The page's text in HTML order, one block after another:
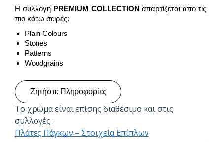
Η συλλογή PREMIUM COLLECTION απαρτίζεται από τις
πιο κάτω σειρές:
Plain Colours
Stones
Patterns
Woodgrains
Ζητήστε Πληροφορίες
Το χρώμα είναι επίσης διαθέσιμο και στις
συλλογές :
Πλάτες Πάγκων – Στοιχεία Επίπλων